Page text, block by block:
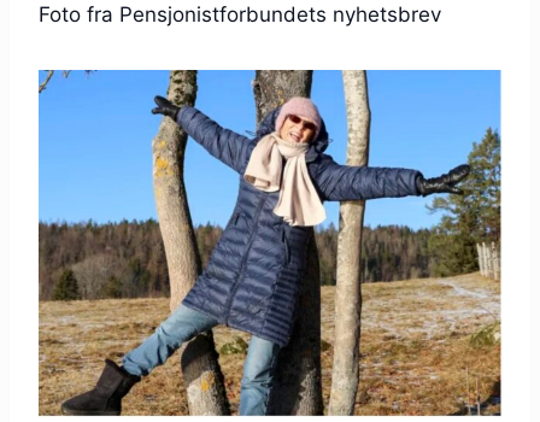
Foto fra Pensjonistforbundets nyhetsbrev